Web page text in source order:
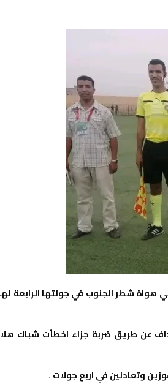
هواة شطر الجنوب في جولتها الرابعة
عن طريق ضربة جزاء اخطأت شباك
وتعادلين في اربع جولات .